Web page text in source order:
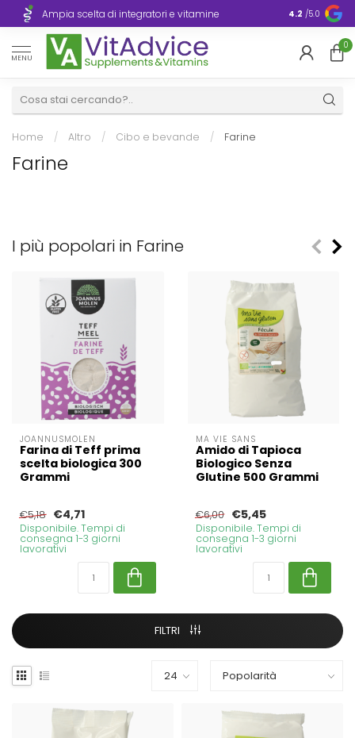
Ampia scelta di integratori e vitamine Consegna
Europa
4.2 /5.0
MENU
0
Home / Altro / Cibo e bevande / Farine
Farine
I più popolari in Farine
JOANNUSMOLEN
Farina di Teff prima
scelta biologica 300
Grammi
€5,18 €4,71
Disponibile. Tempi di
consegna 1-3 giorni
lavorativi
MA VIE SANS
Amido di Tapioca
Biologico Senza
Glutine 500 Grammi
€6,00 €5,45
Disponibile. Tempi di
consegna 1-3 giorni
lavorativi
FILTRI